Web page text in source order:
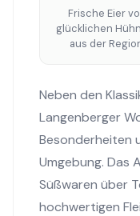
Frische Eier
glücklichen
aus der
Neben den
Langenberger
Besonderheiten
Umgebung. Das
Süßwaren über
hochwertigen